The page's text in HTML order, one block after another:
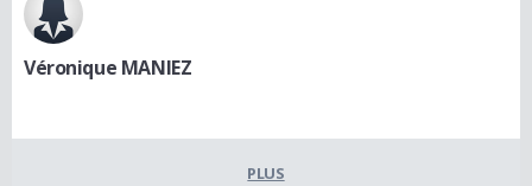
Véronique MANIEZ
PLUS